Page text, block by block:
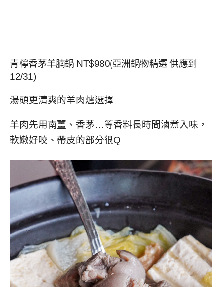
青檸香茅羊腩鍋 NT$980(亞洲鍋物精選 供應到
12/31)
湯頭更清爽的羊肉爐選擇
羊肉先用南薑、香茅…等香料長時間滷煮入味，
軟嫩好咬、帶皮的部分很Q